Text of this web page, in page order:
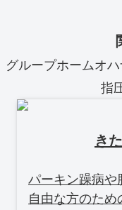
グループホームオ
指
き
パーキン躁病や
自由な方のため